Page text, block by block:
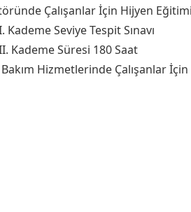
Çalışanlar İçin Hijyen
Kademe Seviye Tespit Sınavı
Kademe Süresi 180 Saat
Hizmetlerinde Çalışanlar